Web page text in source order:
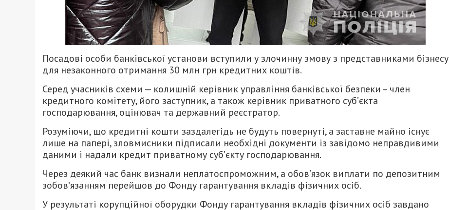
Посадові особи банківської установи вступили у злочинну змову з представниками бізнесу
для незаконного отримання 30 млн грн кредитних коштів.
Серед учасників схеми — колишній керівник управління банківської безпеки – член
кредитного комітету, його заступник, а також керівник приватного суб’єкта
господарювання, оцінювач та державний реєстратор.
Розуміючи, що кредитні кошти заздалегідь не будуть повернуті, а заставне майно існує
лише на папері, зловмисники підписали необхідні документи із завідомо неправдивими
даними і надали кредит приватному суб’єкту господарювання.
Через деякий час банк визнали неплатоспроможним, а обов’язок виплати по депозитним
зобовʼязанням перейшов до Фонду гарантування вкладів фізичних осіб.
У результаті корупційної оборудки Фонду гарантування вкладів фізичних осіб завдано